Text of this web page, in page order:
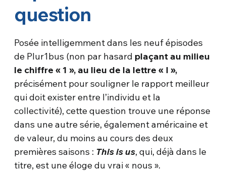
question
Posée intelligemment dans les neuf épisodes
de Plur1bus (non par hasard plaçant au milieu
le chiffre « 1 », au lieu de la lettre « I »,
précisément pour souligner le rapport meilleur
qui doit exister entre l’individu et la
collectivité), cette question trouve une réponse
dans une autre série, également américaine et
de valeur, du moins au cours des deux
premières saisons : This is us, qui, déjà dans le
titre, est une éloge du vrai « nous ».